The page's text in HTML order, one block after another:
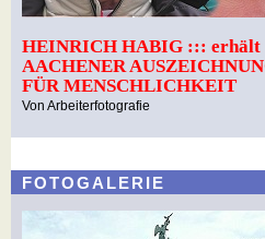
HEINRICH HABIG ::: erhält
AACHENER
FÜR MENSCHLICHKEIT
Von Arbeiterfotografie
FOTOGALERIE